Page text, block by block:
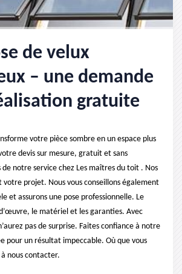
de velux
– une demande
gratuite
votre pièce sombre en un espace plus
devis sur mesure, gratuit et sans
notre service chez Les maîtres du toit . Nos
votre projet. Nous vous conseillons également
et assurons une pose professionnelle. Le
le matériel et les garanties. Avec
pas de surprise. Faites confiance à notre
pour un résultat impeccable. Où que vous
à nous contacter.